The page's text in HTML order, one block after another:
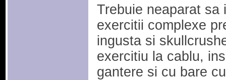
Trebuie neaparat sa
exercitii complexe
ingusta si
exercitiu la cablu,
gantere si cu bare